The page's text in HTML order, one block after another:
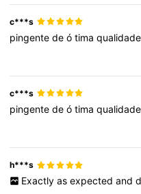
c***s
pingentedeótimaqualidade
c***s
pingentedeótimaqualidade
h***s
Exactly as expected and